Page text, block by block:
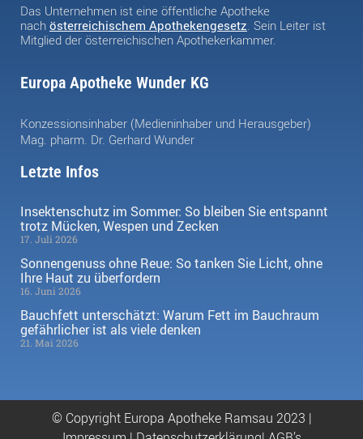
Das Unternehmen ist eine öffentliche Apotheke
nach österreichischem Apothekengesetz . Sein Leiter ist
Mitglied der österreichischen Apothekerkammer.
Europa Apotheke Wunder KG
Konzessionsinhaber (Medieninhaber und Herausgeber)
Mag. pharm. Dr. Gerhard Wunder
Letzte Infos
Insektenschutz im Sommer: So bleiben Sie entspannt
trotz Mücken, Wespen und Zecken
17. Juli 2026
Sonnengenuss ohne Reue: So tanken Sie Licht, ohne
Ihre Haut zu überfordern
16. Juni 2026
Bauchfett unterschätzt: Warum Fett im Bauchraum
gefährlicher ist als viele denken
21. Mai 2026
© Copyright Europa Apotheke Ramsau 2023 |